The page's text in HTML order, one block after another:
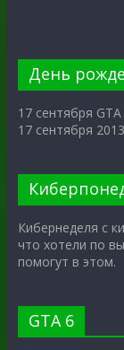
День
17 сентября
17 сентября
Кибернеделя с
что хотели по
помогут в этом.
GTA 6